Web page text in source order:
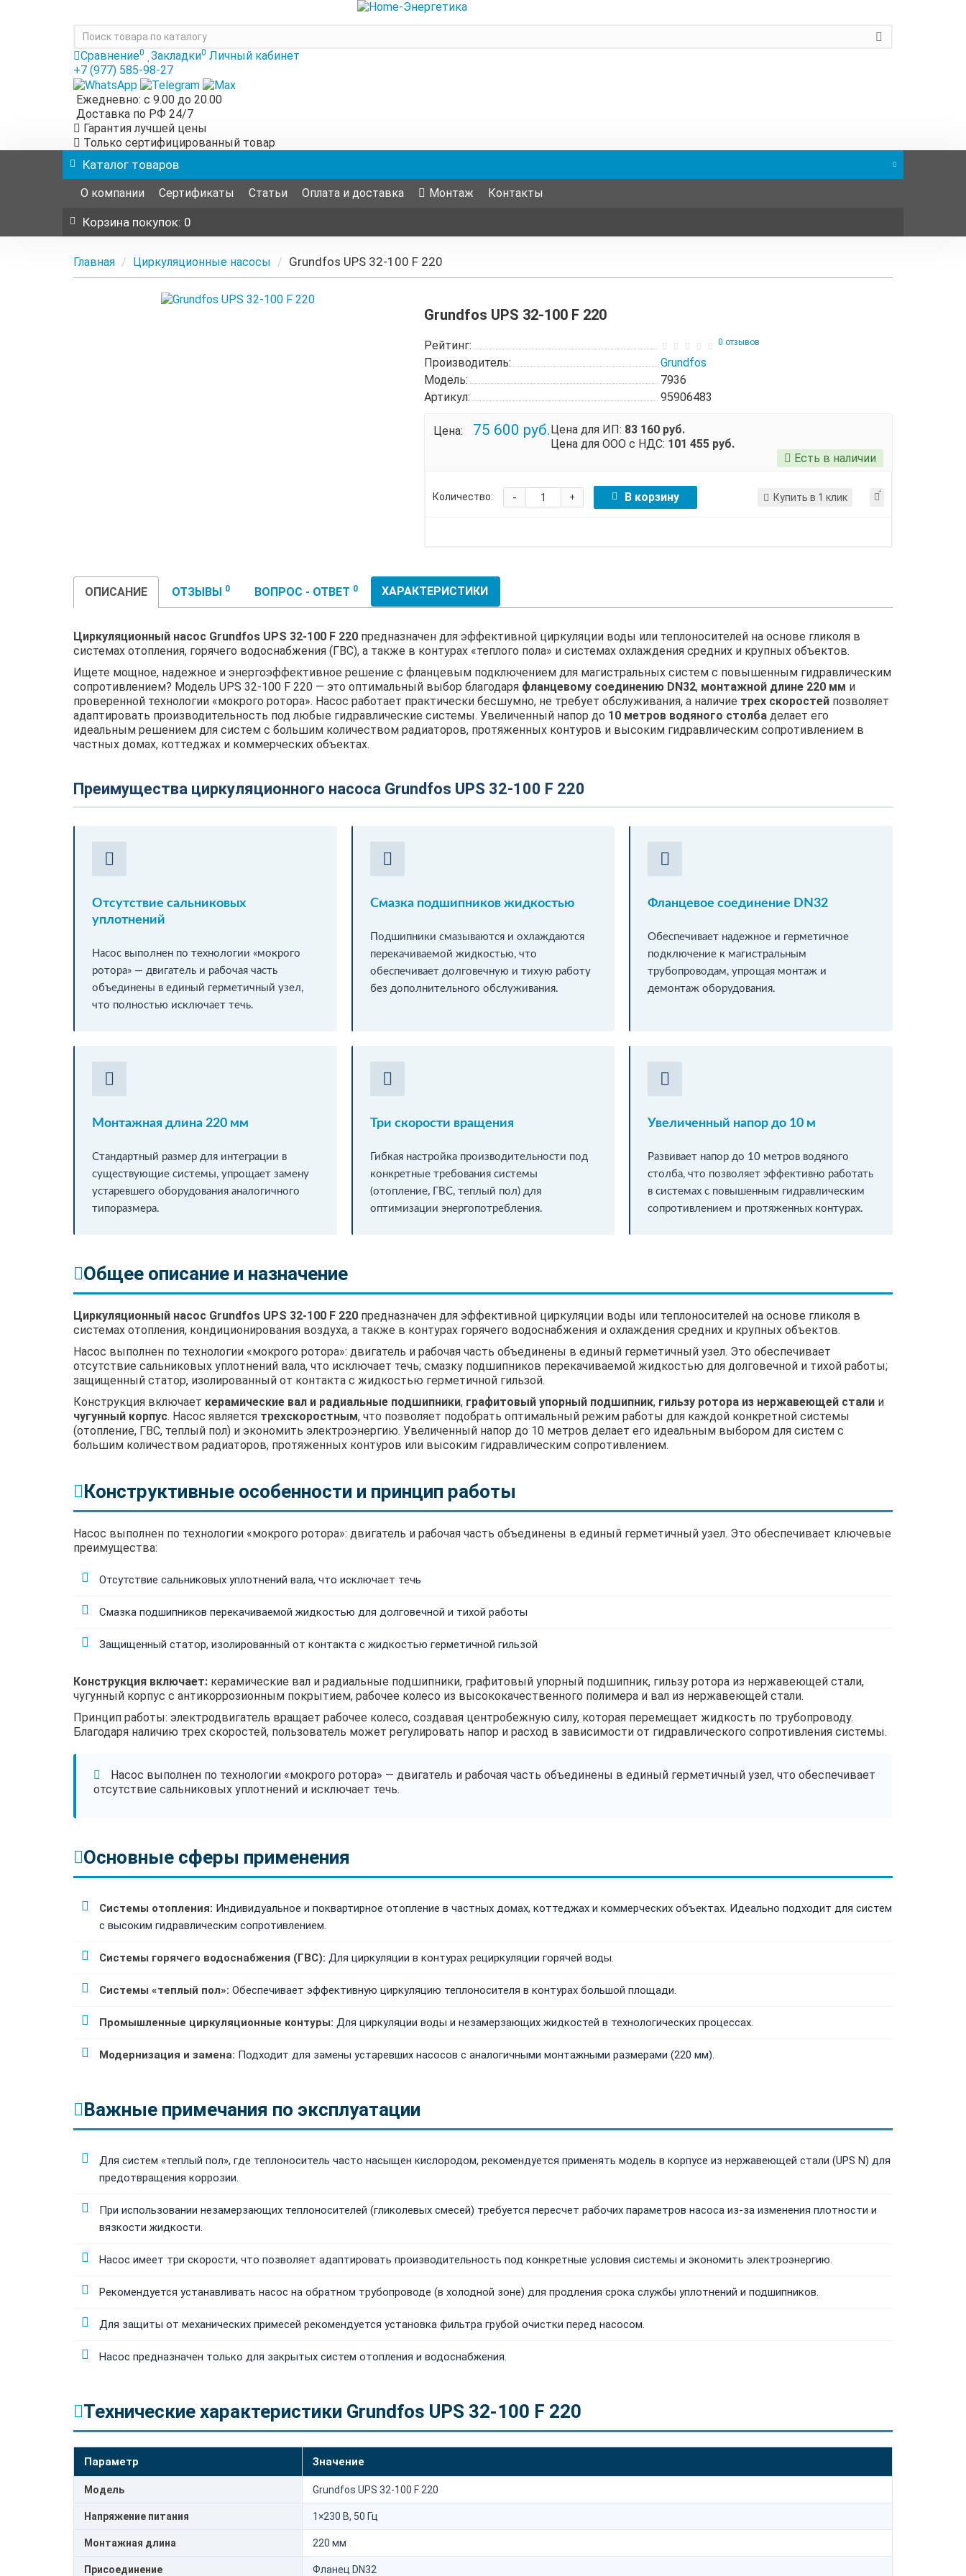
Сравнение0 Закладки0 Личный кабинет
+7 (977) 585-98-27
Ежедневно: с 9.00 до 20.00
Доставка по РФ 24/7
Гарантия лучшей цены
Только сертифицированный товар
Каталог товаров
О компании Сертификаты Статьи Оплата и доставка Монтаж Контакты
Корзина покупок: 0
Главная Циркуляционные насосы Grundfos UPS 32-100 F 220
Grundfos UPS 32-100 F 220
Рейтинг: 0 отзывов
Производитель:
Grundfos
Модель:
7936
Артикул:
95906483
Цена: 75 600 руб.Цена для ИП: 83 160 руб.
Цена для ООО с НДС: 101 455 руб.
Есть в наличии
Количество: +
- В корзину Купить в 1 клик
ОПИСАНИЕ ОТЗЫВЫ 0 ВОПРОС - ОТВЕТ 0 ХАРАКТЕРИСТИКИ
Циркуляционный насос Grundfos UPS 32-100 F 220 предназначен для эффективной циркуляции воды или теплоносителей на основе гликоля в
системах отопления, горячего водоснабжения (ГВС), а также в контурах «теплого пола» и системах охлаждения средних и крупных объектов.
Ищете мощное, надежное и энергоэффективное решение с фланцевым подключением для магистральных систем с повышенным гидравлическим
сопротивлением? Модель UPS 32-100 F 220 — это оптимальный выбор благодаря фланцевому соединению DN32, монтажной длине 220 мм и
проверенной технологии «мокрого ротора». Насос работает практически бесшумно, не требует обслуживания, а наличие трех скоростей позволяет
адаптировать производительность под любые гидравлические системы. Увеличенный напор до 10 метров водяного столба делает его
идеальным решением для систем с большим количеством радиаторов, протяженных контуров и высоким гидравлическим сопротивлением в
частных домах, коттеджах и коммерческих объектах.
Преимущества циркуляционного насоса Grundfos UPS 32-100 F 220
Отсутствие сальниковых
уплотнений
Насос выполнен по технологии «мокрого
ротора» — двигатель и рабочая часть
объединены в единый герметичный узел,
что полностью исключает течь.
Смазка подшипников жидкостью
Подшипники смазываются и охлаждаются
перекачиваемой жидкостью, что
обеспечивает долговечную и тихую работу
без дополнительного обслуживания.
Фланцевое соединение DN32
Обеспечивает надежное и герметичное
подключение к магистральным
трубопроводам, упрощая монтаж и
демонтаж оборудования.
Монтажная длина 220 мм
Стандартный размер для интеграции в
существующие системы, упрощает замену
устаревшего оборудования аналогичного
типоразмера.
Три скорости вращения
Гибкая настройка производительности под
конкретные требования системы
(отопление, ГВС, теплый пол) для
оптимизации энергопотребления.
Увеличенный напор до 10 м
Развивает напор до 10 метров водяного
столба, что позволяет эффективно работать
в системах с повышенным гидравлическим
сопротивлением и протяженных контурах.
Общее описание и назначение
Циркуляционный насос Grundfos UPS 32-100 F 220 предназначен для эффективной циркуляции воды или теплоносителей на основе гликоля в
системах отопления, кондиционирования воздуха, а также в контурах горячего водоснабжения и охлаждения средних и крупных объектов.
Насос выполнен по технологии «мокрого ротора»: двигатель и рабочая часть объединены в единый герметичный узел. Это обеспечивает
отсутствие сальниковых уплотнений вала, что исключает течь; смазку подшипников перекачиваемой жидкостью для долговечной и тихой работы;
защищенный статор, изолированный от контакта с жидкостью герметичной гильзой.
Конструкция включает керамические вал и радиальные подшипники, графитовый упорный подшипник, гильзу ротора из нержавеющей стали и
чугунный корпус. Насос является трехскоростным, что позволяет подобрать оптимальный режим работы для каждой конкретной системы
(отопление, ГВС, теплый пол) и экономить электроэнергию. Увеличенный напор до 10 метров делает его идеальным выбором для систем с
большим количеством радиаторов, протяженных контуров или высоким гидравлическим сопротивлением.
Конструктивные особенности и принцип работы
Насос выполнен по технологии «мокрого ротора»: двигатель и рабочая часть объединены в единый герметичный узел. Это обеспечивает ключевые
преимущества:
Отсутствие сальниковых уплотнений вала, что исключает течь
Смазка подшипников перекачиваемой жидкостью для долговечной и тихой работы
Защищенный статор, изолированный от контакта с жидкостью герметичной гильзой
Конструкция включает: керамические вал и радиальные подшипники, графитовый упорный подшипник, гильзу ротора из нержавеющей стали,
чугунный корпус с антикоррозионным покрытием, рабочее колесо из высококачественного полимера и вал из нержавеющей стали.
Принцип работы: электродвигатель вращает рабочее колесо, создавая центробежную силу, которая перемещает жидкость по трубопроводу.
Благодаря наличию трех скоростей, пользователь может регулировать напор и расход в зависимости от гидравлического сопротивления системы.
Насос выполнен по технологии «мокрого ротора» — двигатель и рабочая часть объединены в единый герметичный узел, что обеспечивает
отсутствие сальниковых уплотнений и исключает течь.
Основные сферы применения
Системы отопления: Индивидуальное и поквартирное отопление в частных домах, коттеджах и коммерческих объектах. Идеально подходит для систем
с высоким гидравлическим сопротивлением.
Системы горячего водоснабжения (ГВС): Для циркуляции в контурах рециркуляции горячей воды.
Системы «теплый пол»: Обеспечивает эффективную циркуляцию теплоносителя в контурах большой площади.
Промышленные циркуляционные контуры: Для циркуляции воды и незамерзающих жидкостей в технологических процессах.
Модернизация и замена: Подходит для замены устаревших насосов с аналогичными монтажными размерами (220 мм).
Важные примечания по эксплуатации
Для систем «теплый пол», где теплоноситель часто насыщен кислородом, рекомендуется применять модель в корпусе из нержавеющей стали (UPS N) для
предотвращения коррозии.
При использовании незамерзающих теплоносителей (гликолевых смесей) требуется пересчет рабочих параметров насоса из-за изменения плотности и
вязкости жидкости.
Насос имеет три скорости, что позволяет адаптировать производительность под конкретные условия системы и экономить электроэнергию.
Рекомендуется устанавливать насос на обратном трубопроводе (в холодной зоне) для продления срока службы уплотнений и подшипников.
Для защиты от механических примесей рекомендуется установка фильтра грубой очистки перед насосом.
Насос предназначен только для закрытых систем отопления и водоснабжения.
Технические характеристики Grundfos UPS 32-100 F 220
Параметр Значение
Модель Grundfos UPS 32-100 F 220
Напряжение питания 1×230 В, 50 Гц
Монтажная длина 220 мм
Присоединение Фланец DN32